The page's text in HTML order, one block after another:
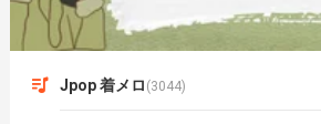
Jpop 着メロ (3044)